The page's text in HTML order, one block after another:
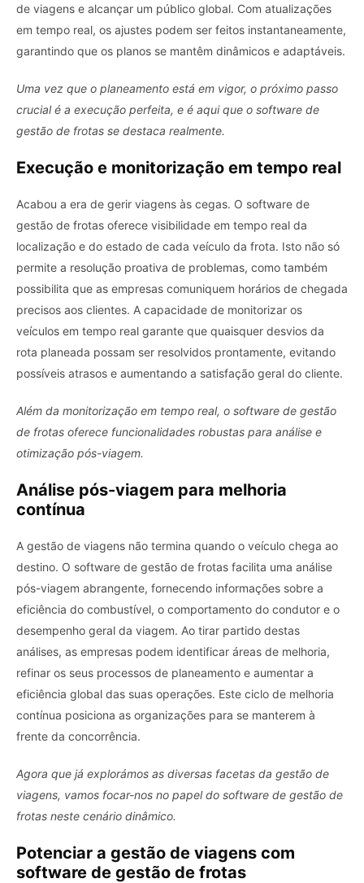
de viagens e alcançar um público global. Com atualizações
em tempo real, os ajustes podem ser feitos instantaneamente,
garantindo que os planos se mantêm dinâmicos e adaptáveis.
Uma vez que o planeamento está em vigor, o próximo passo
crucial é a execução perfeita, e é aqui que o software de
gestão de frotas se destaca realmente.
Execução e monitorização em tempo real
Acabou a era de gerir viagens às cegas. O software de
gestão de frotas oferece visibilidade em tempo real da
localização e do estado de cada veículo da frota. Isto não só
permite a resolução proativa de problemas, como também
possibilita que as empresas comuniquem horários de chegada
precisos aos clientes. A capacidade de monitorizar os
veículos em tempo real garante que quaisquer desvios da
rota planeada possam ser resolvidos prontamente, evitando
possíveis atrasos e aumentando a satisfação geral do cliente.
Além da monitorização em tempo real, o software de gestão
de frotas oferece funcionalidades robustas para análise e
otimização pós-viagem.
Análise pós-viagem para melhoria
contínua
A gestão de viagens não termina quando o veículo chega ao
destino. O software de gestão de frotas facilita uma análise
pós-viagem abrangente, fornecendo informações sobre a
eficiência do combustível, o comportamento do condutor e o
desempenho geral da viagem. Ao tirar partido destas
análises, as empresas podem identificar áreas de melhoria,
refinar os seus processos de planeamento e aumentar a
eficiência global das suas operações. Este ciclo de melhoria
contínua posiciona as organizações para se manterem à
frente da concorrência.
Agora que já explorámos as diversas facetas da gestão de
viagens, vamos focar-nos no papel do software de gestão de
frotas neste cenário dinâmico.
Potenciar a gestão de viagens com
software de gestão de frotas